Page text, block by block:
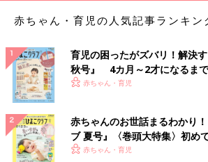
赤ちゃん・育児の人気記事ランキン
育児の困ったがズバリ！解決
秋号』 4カ月～2才になるま
いっぱい！
赤ちゃん・育児
赤ちゃんのお世話まるわかり
ブ 夏号』〈巻頭大特集〉初め
く！ おっぱい・ミルクの基本
赤ちゃん・育児